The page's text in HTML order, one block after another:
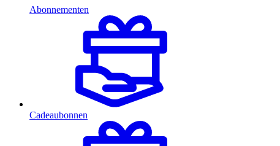
Abonnementen
Cadeaubonnen